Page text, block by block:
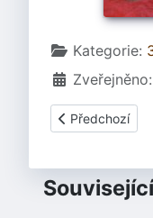
Základní údaje
Kategorie:
Předchozí
Předchozí